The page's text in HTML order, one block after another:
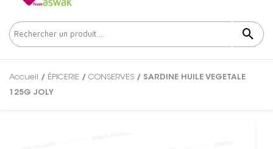
Accueil / ÉPICERIE / CONSERVES / SARDINE HUILE VEGETALE
125G JOLY